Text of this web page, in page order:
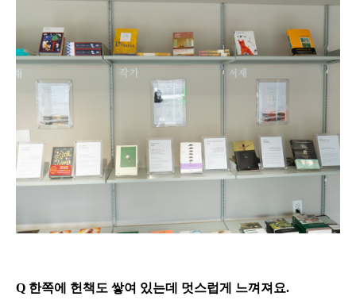
Q 한쪽에 헌책도 쌓여 있는데 멋스럽게 느껴져요.